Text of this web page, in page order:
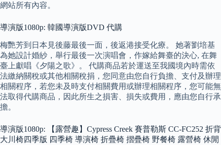
網站所有內容。
導演版1080p: 韓國導演版DVD 代購
梅艷芳到日本見後藤最後一面，後返港接受化療。 她著劉培基
為她設計婚紗，舉行最後一次演唱會，作嫁給舞臺的決心, 在舞
臺上獻唱《夕陽之歌》。 代購商品若於運送至我國境內時需依
法繳納關稅或其他相關稅捐，您同意由您自行負擔、支付及辦理
相關程序，若您未及時支付相關費用或辦理相關程序，您可能無
法取得代購商品，因此所生之損害、損失或費用，應由您自行承
擔。
導演版1080p: 【露營趣】Cypress Creek 賽普勒斯 CC-FC252 折背
大川椅四季版 四季椅 導演椅 折疊椅 摺疊椅 野餐椅 露營椅 休閒